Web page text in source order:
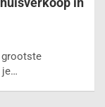
grootste
je…